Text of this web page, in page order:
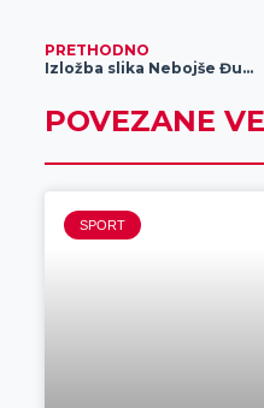
PRETHODNO
Izložba slika Nebojše Đuranovića „Harmonija opstanka“
POVEZANE
SPORT